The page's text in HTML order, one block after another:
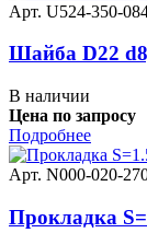
Арт. U524-350-
Шайба D22
В наличии
Цена по запросу
Подробнее
Арт. N000-020-
Прокладка